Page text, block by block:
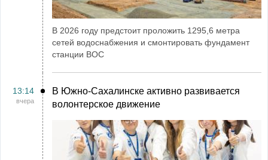
В 2026 году предстоит проложить 1295,6 метра
сетей водоснабжения и смонтировать фундамент
станции ВОС
13:14
вчера
В Южно-Сахалинске активно развивается
волонтерское движение